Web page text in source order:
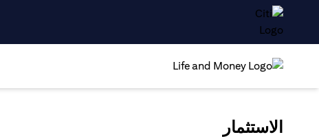
الاستثمار